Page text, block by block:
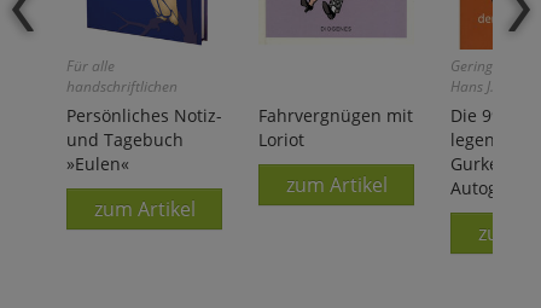
Für alle
handschriftlichen
Aufzeichnungen!
Persönliches Notiz-
und Tagebuch
»Eulen«
zum Artikel
Fahrvergnügen mit
Loriot
zum Artikel
Geringer
Hans J.
Die 99
Gurken der
zum